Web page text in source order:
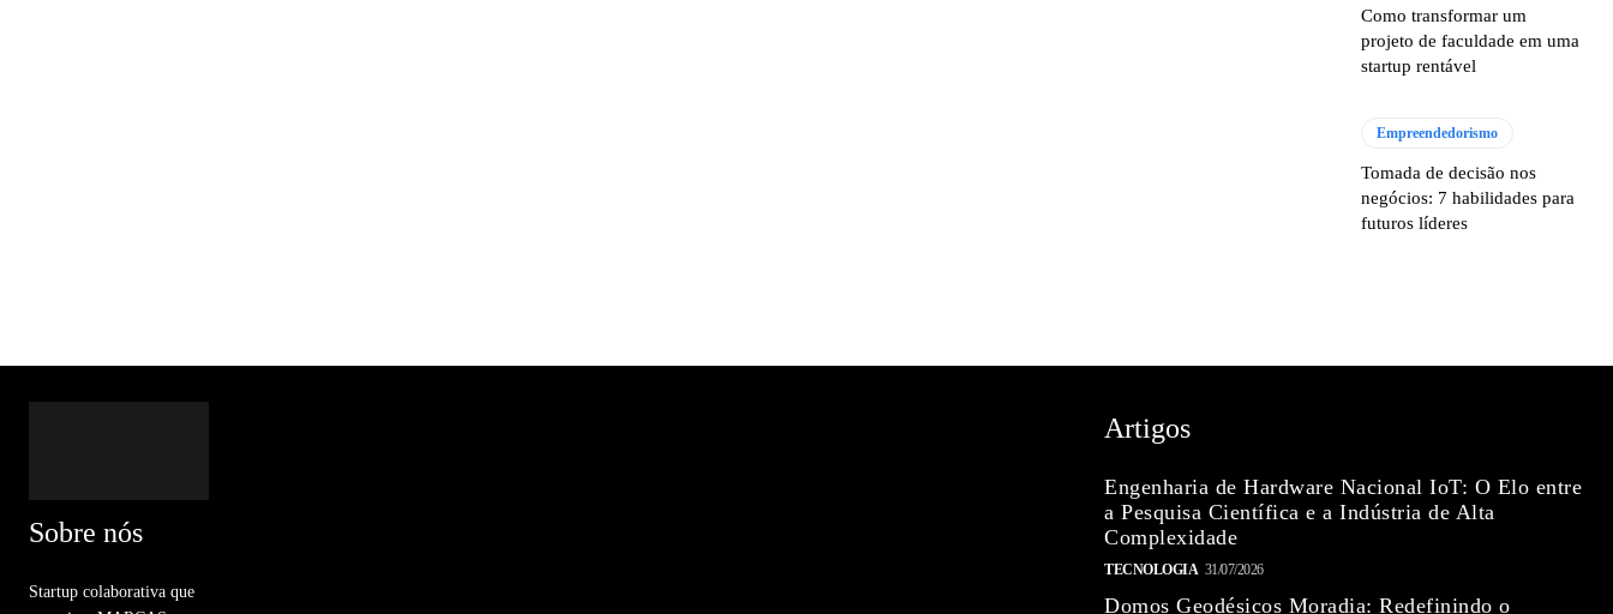
Como transformar um
projeto de faculdade em uma
startup rentável
Empreendedorismo
Tomada de decisão nos
negócios: 7 habilidades para
futuros líderes
Sobre nós
Startup colaborativa que
Artigos
Engenharia de Hardware Nacional IoT: O Elo entre
a Pesquisa Científica e a Indústria de Alta
Complexidade
TECNOLOGIA 31/07/2026
Domos Geodésicos Moradia: Redefinindo o